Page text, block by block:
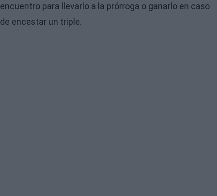
encuentro para llevarlo a la prórroga o ganarlo en caso
de encestar un triple.